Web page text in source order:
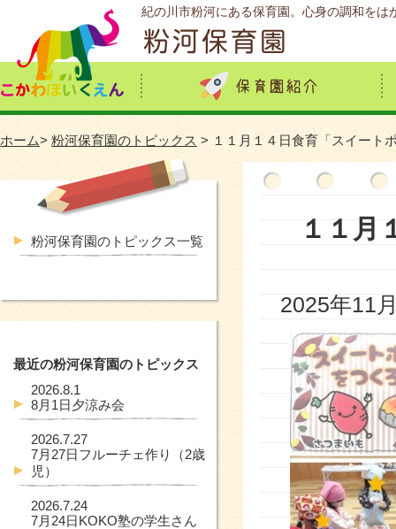
紀の川市粉河にある保育園。心身の調和を
ホーム> 粉河保育園のトピックス > １１月１４日食育「スイート
１１月
2025年11
粉河保育園のトピックス一覧
最近の粉河保育園のトピックス
2026.8.1
8月1日夕涼み会
2026.7.27
7月27日フルーチェ作り（2歳
児）
2026.7.24
7月24日KOKO塾の学生さん